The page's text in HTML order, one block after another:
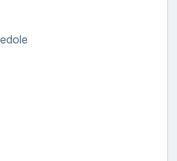
nel BTP FX
nel BTP FX
nel BTP FX
nel BTP FX